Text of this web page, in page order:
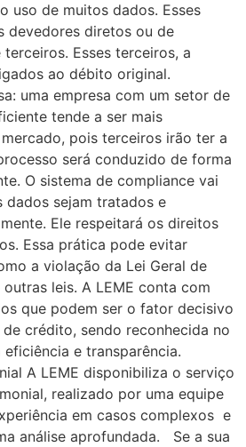
uso de muitos dados. Esses
devedores diretos ou de
Esses terceiros, a
ao débito original.
uma empresa com um setor de
tende a ser mais
pois terceiros irão ter a
será conduzido de forma
O sistema de compliance vai
sejam tratados e
Ele respeitará os direitos
Essa prática pode evitar
a violação da Lei Geral de
leis. A LEME conta com
que podem ser o fator decisivo
crédito, sendo reconhecida no
e transparência.
A LEME disponibiliza o serviço
realizado por uma equipe
em casos complexos e
análise aprofundada. Se a sua